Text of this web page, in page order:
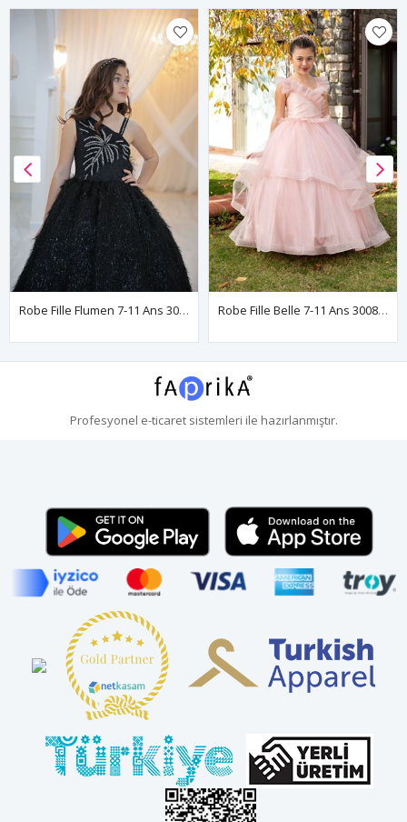
Robe Fille Flumen 7-11 Ans 30154 Noire Robe Fille Belle 7-11 Ans 30081 Poudre
Profesyonel e-ticaretsistemleri ile hazırlanmıştır.